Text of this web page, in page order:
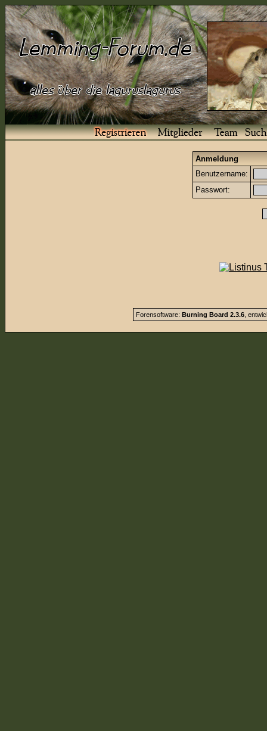
Anmeldung
Benutzername:
Passwort:
Forensoftware: Burning Board 2.3.6,